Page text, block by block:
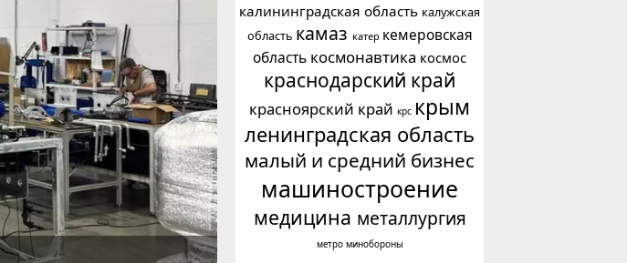
калининградская область калужская
область камаз катер кемеровская
область космонавтика космос
краснодарский край
красноярский край крс крым
ленинградская область
малый и средний бизнес
машиностроение
медицина металлургия
метро минобороны